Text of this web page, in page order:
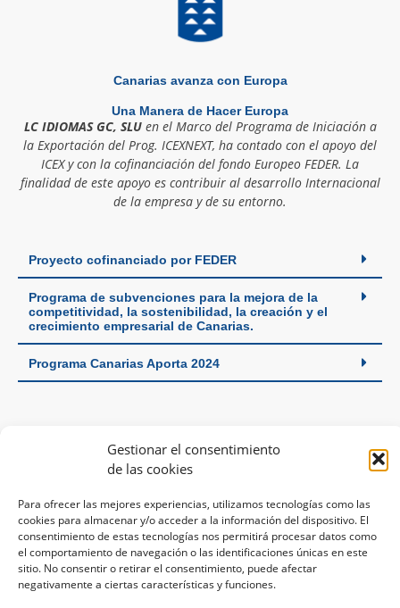
Gestionar el consentimiento
de las cookies
Para ofrecer las mejores experiencias, utilizamos tecnologías como las
cookies para almacenar y/o acceder a la información del dispositivo. El
consentimiento de estas tecnologías nos permitirá procesar datos como
el comportamiento de navegación o las identificaciones únicas en este
sitio. No consentir o retirar el consentimiento, puede afectar
negativamente a ciertas características y funciones.
Canarias avanza con Europa
Una Manera de Hacer Europa
LC IDIOMAS GC, SLUen el Marco del Programa de Iniciación a
la Exportación del Prog. ICEXNEXT, ha contado con el apoyo del
ICEX y con la cofinanciación del fondo Europeo FEDER. La
finalidad de este apoyo es contribuir al desarrollo Internacional
de la empresa y de su entorno.
Proyecto cofinanciado por FEDER
Programa de subvenciones para la mejora de la
competitividad, la sostenibilidad, la creación y el
crecimiento empresarial de Canarias.
Programa Canarias Aporta 2024